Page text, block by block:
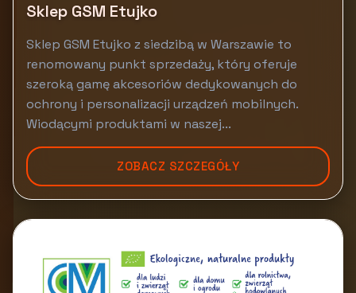
Sklep GSM Etujko
Sklep GSM Etujko z siedzibą w Warszawie to
renomowany punkt sprzedaży, który oferuje
szeroką gamę akcesoriów dedykowanych do
ochrony i personalizacji urządzeń mobilnych.
Wiodącymi produktami w naszej...
ZOBACZ SZCZEGÓŁY